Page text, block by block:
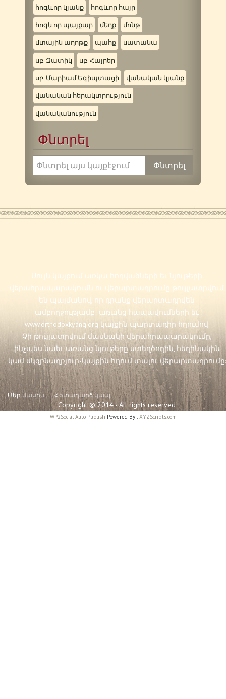
հոգևոր կյանք հոգևոր հայր
հոգևոր պայքար մեղք մոնթ
մտային աղոթք պահք սատանա
սբ. Զատիկ սբ. Հայրեր
սբ. Մարիամ Եգիպտացի վանական կյանք
վանական հերակտրություն
վանականություն
Փնտրել
Սույն կայքում առկա հոդվածների եւ նյութերի
վերահրապարակումն ու վերարտադրումը թույլատրվում
են պայմանով, որ դրանք վերարտադրվեն
ամբողջությամբ` առանց հապավումների եւ
www.orthodoxkyanq.org կայքին պարտադիր հղումով:
Չի թույլատրվում մասնակի վերահրապարակումը,
ինչպես նաեւ առանց նյութերը ստեղծողին, հեղինակին
կամ սկզբնաղբյուր-կայքին հղում տալու վերարտադրումը:
Մեր մասին Հետադարձ կապ
Copyright © 2014 - All rights reserved
WP2Social Auto Publish Powered By :XYZScripts.com